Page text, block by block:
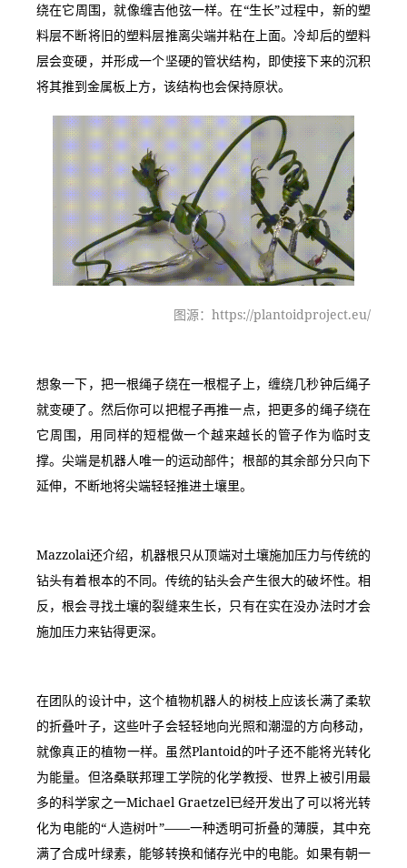
绕在它周围，就像缠吉他弦一样。在“生长”过程中，新的塑
料层不断将旧的塑料层推离尖端并粘在上面。冷却后的塑料
层会变硬，并形成一个坚硬的管状结构，即使接下来的沉积
将其推到金属板上方，该结构也会保持原状。
图源：https://plantoidproject.eu/
想象一下，把一根绳子绕在一根棍子上，缠绕几秒钟后绳子
就变硬了。然后你可以把棍子再推一点，把更多的绳子绕在
它周围，用同样的短棍做一个越来越长的管子作为临时支
撑。尖端是机器人唯一的运动部件；根部的其余部分只向下
延伸，不断地将尖端轻轻推进土壤里。
Mazzolai还介绍，机器根只从顶端对土壤施加压力与传统的
钻头有着根本的不同。传统的钻头会产生很大的破坏性。相
反，根会寻找土壤的裂缝来生长，只有在实在没办法时才会
施加压力来钻得更深。
在团队的设计中，这个植物机器人的树枝上应该长满了柔软
的折叠叶子，这些叶子会轻轻地向光照和潮湿的方向移动，
就像真正的植物一样。虽然Plantoid的叶子还不能将光转化
为能量。但洛桑联邦理工学院的化学教授、世界上被引用最
多的科学家之一Michael Graetzel已经开发出了可以将光转
化为电能的“人造树叶”——一种透明可折叠的薄膜，其中充
满了合成叶绿素，能够转换和储存光中的电能。如果有朝一